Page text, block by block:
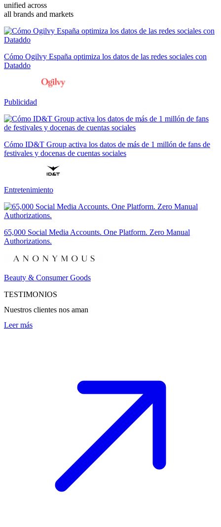
unified across
all brands and markets
Cómo Ogilvy España optimiza los datos de las redes sociales con
Dataddo
Publicidad
Cómo ID&T Group activa los datos de más de 1 millón de fans de
festivales y docenas de cuentas sociales
Entretenimiento
65,000 Social Media Accounts. One Platform. Zero Manual
Authorizations.
Beauty & Consumer Goods
TESTIMONIOS
Nuestros clientes nos aman
Leer más